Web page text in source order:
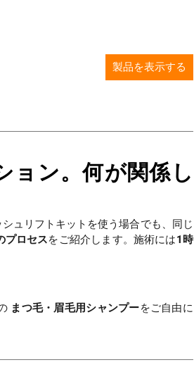
製品を表示する
ョン。何が関係し
ュリフトキットを使う場合でも、同じ
プロセスをご紹介します。施術には1時
まつ毛・眉毛用シャンプーをご自由に